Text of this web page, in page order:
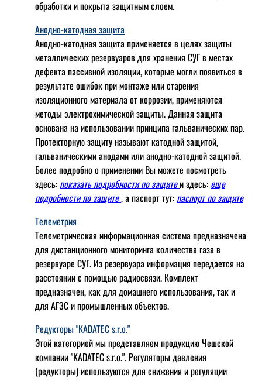
обработки и покрыта защитным слоем.
Анодно-катодная защита
Анодно-катодная защита применяется в целях защиты
металлических резервуаров для хранения СУГ в местах
дефекта пассивной изоляции, которые могли появиться в
результате ошибок при монтаже или старения
изоляционного материала от коррозии, применяются
методы электрохимической защиты. Данная защита
основана на использовании принципа гальванических пар.
Протекторную защиту называют катодной защитой,
гальваническими анодами или анодно-катодной защитой.
Более подробно о применении Вы можете посмотреть
здесь: показать подробности по защитеи здесь: еще
подробности по защите, а паспорт тут: паспорт по защите
Телеметрия
Телеметрическая информационная система предназначена
для дистанционного мониторинга количества газа в
резервуаре СУГ. Из резервуара информация передается на
расстоянии с помощью радиосвязи. Комплект
предназначен, как для домашнего использования, так и
для АГЗС и промышленных объектов.
Редукторы "KADATEC s.r.o."
Этой категорией мы представляем продукцию Чешской
компании "KADATEC s.r.o.". Регуляторы давления
(редукторы) используются для снижения и регуляции